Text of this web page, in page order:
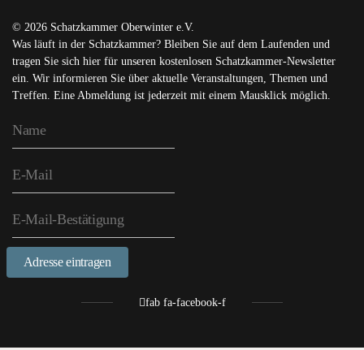
© 2026 Schatzkammer Oberwinter e.V.
Was läuft in der Schatzkammer? Bleiben Sie auf dem Laufenden und
tragen Sie sich hier für unseren kostenlosen Schatzkammer-Newsletter
ein. Wir informieren Sie über aktuelle Veranstaltungen, Themen und
Treffen. Eine Abmeldung ist jederzeit mit einem Mausklick möglich.
Adresse eintragen
fab fa-facebook-f